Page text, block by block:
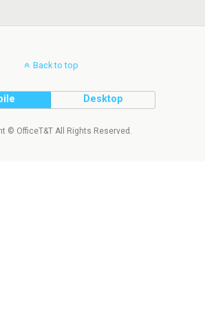
Back to top
Desktop
© OfficeT&T All Rights Reserved.